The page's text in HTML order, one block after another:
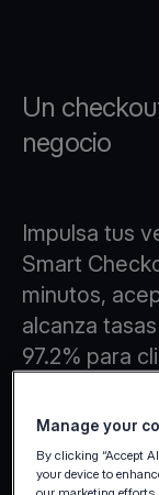
Un
negocio
Impulsa tus
Smart
minutos,
alcanza
97.2% para
Manage your
By clicking “Accept
your device to